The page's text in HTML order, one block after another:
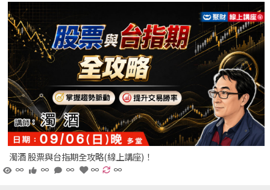
濁酒 股票與台指期全攻略(線上講座)！
∞
∞ ∞ ∞ ∞